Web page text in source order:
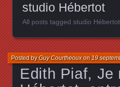
studio Hébertot
All posts tagged studio Hébertot
Edith Piaf, Je
Posted byGuy Courtheouxon 19